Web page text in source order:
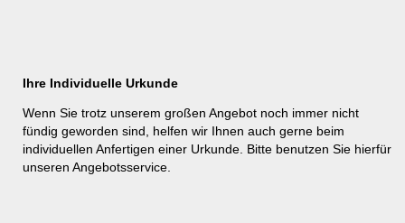
Ihre Individuelle Urkunde
Wenn Sie trotz unserem großen Angebot noch immer nicht
fündig geworden sind, helfen wir Ihnen auch gerne beim
individuellen Anfertigen einer Urkunde. Bitte benutzen Sie hierfür
unseren Angebotsservice